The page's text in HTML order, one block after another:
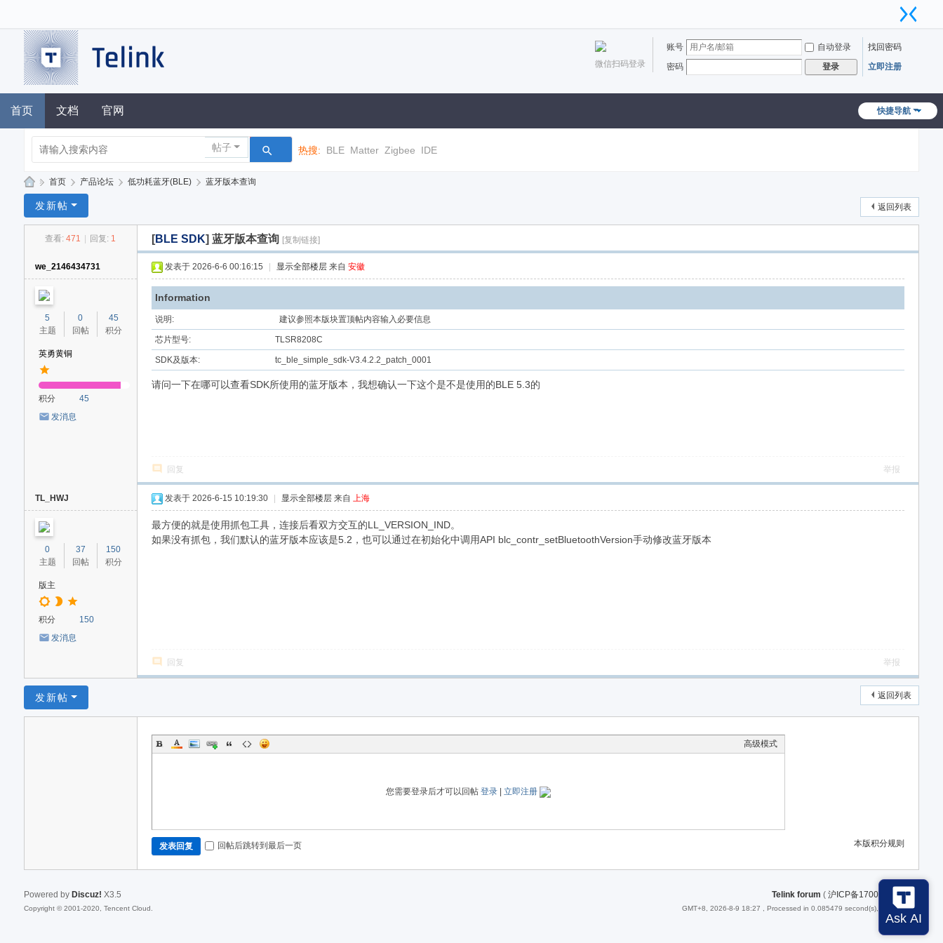
账号 自动登录
找回密码
密码
登录 立即注册
微信扫码登录
快捷导航
首页 文档 官网
帖子 热搜: BLE Matter Zigbee IDE
凌
» 首页 › 产品论坛 › 低功耗蓝牙(BLE) › 蓝牙版本查询
返回列表
发新帖
查看: 471 回复: 1 [BLE SDK] 蓝牙版本查询 [复制链接]
we_2146434731
5
主题
0
回帖
45
积分
英勇黄铜
积分
45
发消息
发表于 2026-6-6 00:16:15 显示全部楼层 来自 安徽
Information
说明: 建议参照本版块置顶帖内容输入必要信息
芯片型号: TLSR8208C
SDK及版本: tc_ble_simple_sdk-V3.4.2.2_patch_0001
请问一下在哪可以查看SDK所使用的蓝牙版本，我想确认一下这个是不是使用的BLE 5.3的
回复 举报
TL_HWJ
0
主题
37
回帖
150
积分
版主
积分
150
发消息
发表于 2026-6-15 10:19:30 显示全部楼层来自 上海
最方便的就是使用抓包工具，连接后看双方交互的LL_VERSION_IND。
如果没有抓包，我们默认的蓝牙版本应该是5.2，也可以通过在初始化中调用API blc_contr_setBluetoothVersion手动修改蓝牙版本
回复 举报
返回列表
发新帖
高级模式
您需要登录后才可以回帖 登录| 立即注册
本版积分规则
发表回复 回帖后跳转到最后一页
Telink forum (沪ICP备17008231号-1
GMT+8, 2026-8-9 18:27 , Processed in 0.085479 second(s), 23 queries .
Powered by Discuz! X3.5
Copyright © 2001-2020, Tencent Cloud.